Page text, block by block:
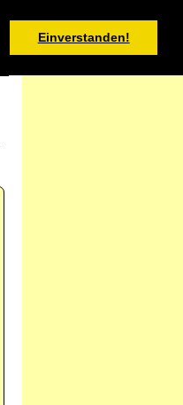
Einverstanden!